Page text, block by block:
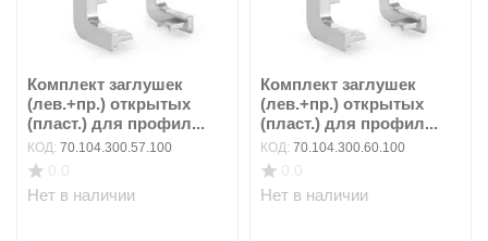
Комплект заглушек
(лев.+пр.) открытых
(пласт.) для профил...
КОД: 70.104.300.57.100
Нет в наличии
Комплект заглушек
(лев.+пр.) открытых
(пласт.) для профил...
КОД: 70.104.300.60.100
Нет в наличии